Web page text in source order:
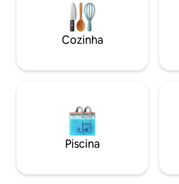
churrasqueira e céu estrelado. Como
base para passeios turísticos em
Azumino, Hakuba e Kamikochi,
pode ficar confortavelmente de
Hakuba, Kamikochi e Tateyama
de longa duração.Há uma máquina
lavar e secar roupa, e é
noites consecutivas. Você também pode
vir de transporte público, mas ter
ida e volta gratuito está disponível
Cozinha
Piscina